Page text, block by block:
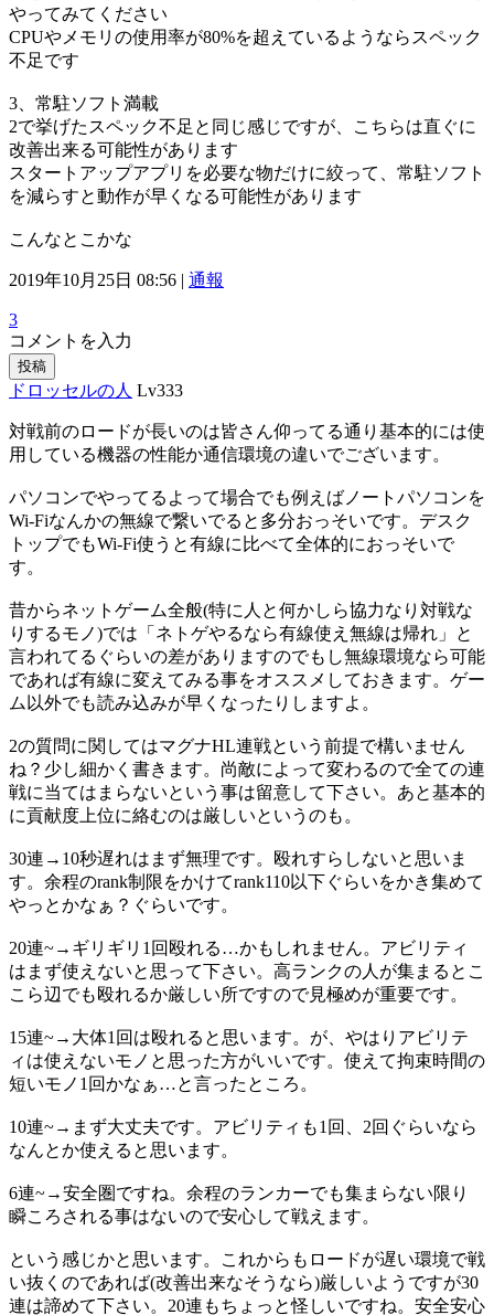
やってみてください
CPUやメモリの使用率が80%を超えているようならスペック
不足です
3、常駐ソフト満載
2で挙げたスペック不足と同じ感じですが、こちらは直ぐに
改善出来る可能性があります
スタートアップアプリを必要な物だけに絞って、常駐ソフト
を減らすと動作が早くなる可能性があります
こんなとこかな
2019年10月25日 08:56 | 通報
3
コメントを入力
投稿
ドロッセルの人 Lv333
対戦前のロードが長いのは皆さん仰ってる通り基本的には使
用している機器の性能か通信環境の違いでございます。
パソコンでやってるよって場合でも例えばノートパソコンを
Wi-Fiなんかの無線で繋いでると多分おっそいです。デスク
トップでもWi-Fi使うと有線に比べて全体的におっそいで
す。
昔からネットゲーム全般(特に人と何かしら協力なり対戦な
りするモノ)では「ネトゲやるなら有線使え無線は帰れ」と
言われてるぐらいの差がありますのでもし無線環境なら可能
であれば有線に変えてみる事をオススメしておきます。ゲー
ム以外でも読み込みが早くなったりしますよ。
2の質問に関してはマグナHL連戦という前提で構いません
ね？少し細かく書きます。尚敵によって変わるので全ての連
戦に当てはまらないという事は留意して下さい。あと基本的
に貢献度上位に絡むのは厳しいというのも。
30連→10秒遅れはまず無理です。殴れすらしないと思いま
す。余程のrank制限をかけてrank110以下ぐらいをかき集めて
やっとかなぁ？ぐらいです。
20連~→ギリギリ1回殴れる…かもしれません。アビリティ
はまず使えないと思って下さい。高ランクの人が集まるとこ
こら辺でも殴れるか厳しい所ですので見極めが重要です。
15連~→大体1回は殴れると思います。が、やはりアビリテ
ィは使えないモノと思った方がいいです。使えて拘束時間の
短いモノ1回かなぁ…と言ったところ。
10連~→まず大丈夫です。アビリティも1回、2回ぐらいなら
なんとか使えると思います。
6連~→安全圏ですね。余程のランカーでも集まらない限り
瞬ころされる事はないので安心して戦えます。
という感じかと思います。これからもロードが遅い環境で戦
い抜くのであれば(改善出来なそうなら)厳しいようですが30
連は諦めて下さい。20連もちょっと怪しいですね。安全安心